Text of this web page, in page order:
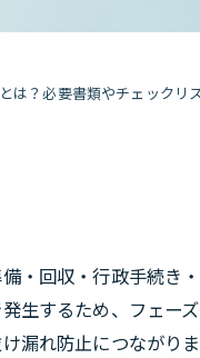
は？必要書類やチェックリ
・回収・行政手続き
生するため、フェー
漏れ防止につながりま